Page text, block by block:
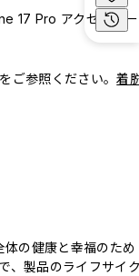
17 Pro アクセサリー
ご参照ください。着
体の健康と幸福のため
、製品のライフサイ